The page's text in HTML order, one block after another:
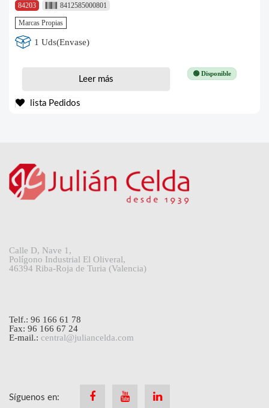
84203
8412585000801
Marcas Propias
1 Uds(Envase)
🟢 Disponible
Leer más
lista Pedidos
Calle D, Nave 1,
Polígono Industrial El Oliveral,
46394 Riba-Roja de Turia (Valencia)
Telf.: 96 166 61 78
Fax: 96 166 67 24
E-mail.: central@juliancelda.com
Síguenos en: FacebookYoutube Linkedin